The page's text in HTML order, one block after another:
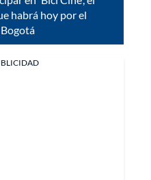
habrá hoy por el